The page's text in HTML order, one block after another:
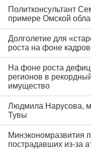
Политконсультант
примере Омской
Долголетие для
роста на фоне
На фоне роста
регионов в
имущество
Людмила Нарусова,
Тувы
Минэкономразвития
пострадавших из-за